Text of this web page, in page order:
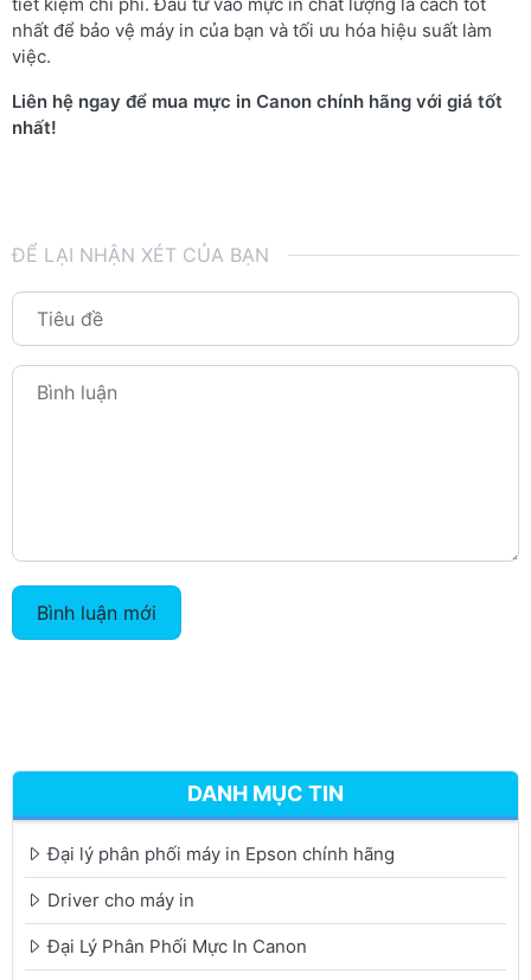
nhất để bảo vệ máy in của bạn và tối ưu hóa hiệu suất làm
việc.
Liên hệ ngay để mua mực in Canon chính hãng với giá tốt
nhất!
ĐỂ LẠI NHẬN XÉT CỦA BẠN
Bình luận mới
DANH MỤC TIN
Đại lý phân phối máy in Epson chính hãng
Driver cho máy in
Đại Lý Phân Phối Mực In Canon